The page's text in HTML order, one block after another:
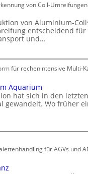
t
t
h
e
m
i
c
h
e
k
s
t
r
t
ü
r
m
t
v
von Coil-Umreifungen
von Aluminium-
entscheidend für
und…
für rechenintensive Multi-
Aquarium
hat sich in den
gewandelt. Wo früher
für AGVs und